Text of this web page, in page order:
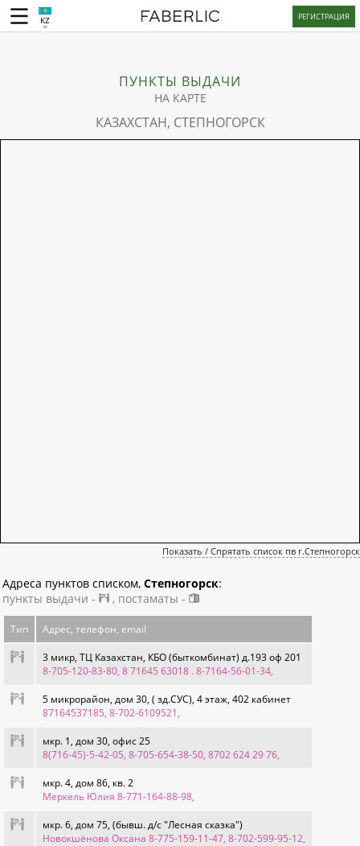
KZ РЕГИСТРАЦИЯ
ПУНКТЫ ВЫДАЧИ
НА КАРТЕ
КАЗАХСТАН, СТЕПНОГОРСК
Показать / Спрятать список пв г.Степногорск
Адреса пунктов списком, Степногорск:
пункты выдачи -
, постаматы -
Тип Адрес, телефон, email
3 микр, ТЦ Казахстан, КБО (быткомбинат) д.193 оф 201
8-705-120-83-80, 8 71645 63018 . 8-7164-56-01-34,
5 микрорайон, дом 30, ( зд.СУС), 4 этаж, 402 кабинет
87164537185, 8-702-6109521,
мкр. 1, дом 30, офис 25
8(716-45)-5-42-05, 8-705-654-38-50, 8702 624 29 76,
мкр. 4, дом 86, кв. 2
Меркель Юлия 8-771-164-88-98,
мкр. 6, дом 75, (бывш. д/с "Лесная сказка")
Новокшёнова Оксана 8-775-159-11-47, 8-702-599-95-12,